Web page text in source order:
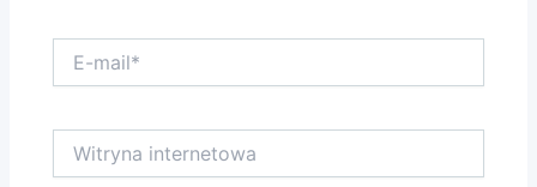
mail*
internetowa